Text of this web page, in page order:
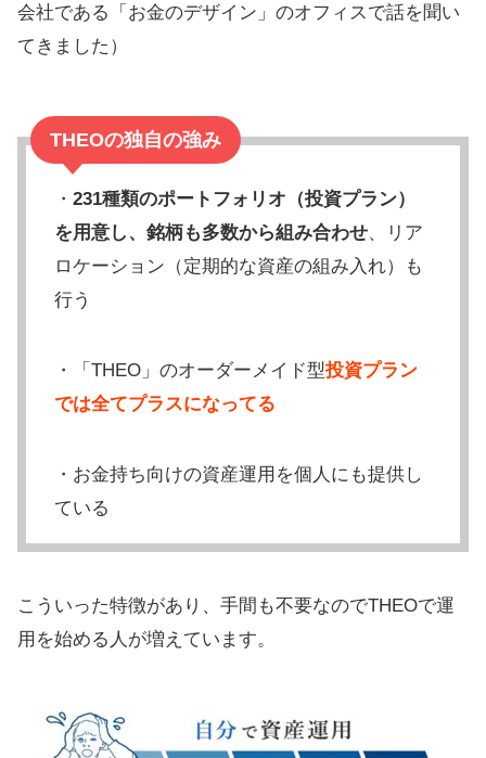
会社である「お金のデザイン」のオフィスで話を聞い
てきました）
THEOの独自の強み
・ 231種類のポートフォリオ（投資プラン）
を用意し、銘柄も多数から組み合わせ、リア
ロケーション（定期的な資産の組み入れ）も
行う
・「THEO」のオーダーメイド型投資プラン
では全てプラスになってる
・お金持ち向けの資産運用を個人にも提供し
ている
こういった特徴があり、手間も不要なのでTHEOで運
用を始める人が増えています。